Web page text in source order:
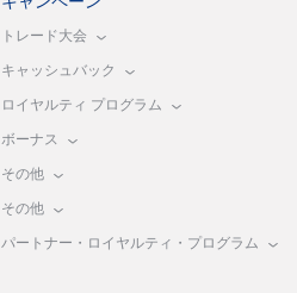
トレード大会
キャッシュバック
ロイヤルティ プログラム
ボーナス
その他
その他
パートナー・ロイヤルティ・プログラム